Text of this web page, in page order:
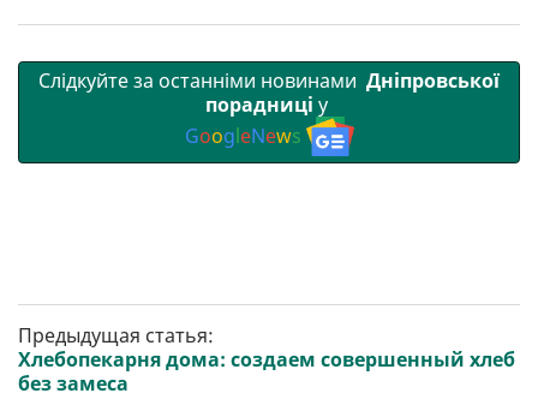
Слідкуйте за останніми новинами Дніпровської
порадниці у
GoogleNews
Предыдущая статья:
Хлебопекарня дома: создаем совершенный хлеб
без замеса